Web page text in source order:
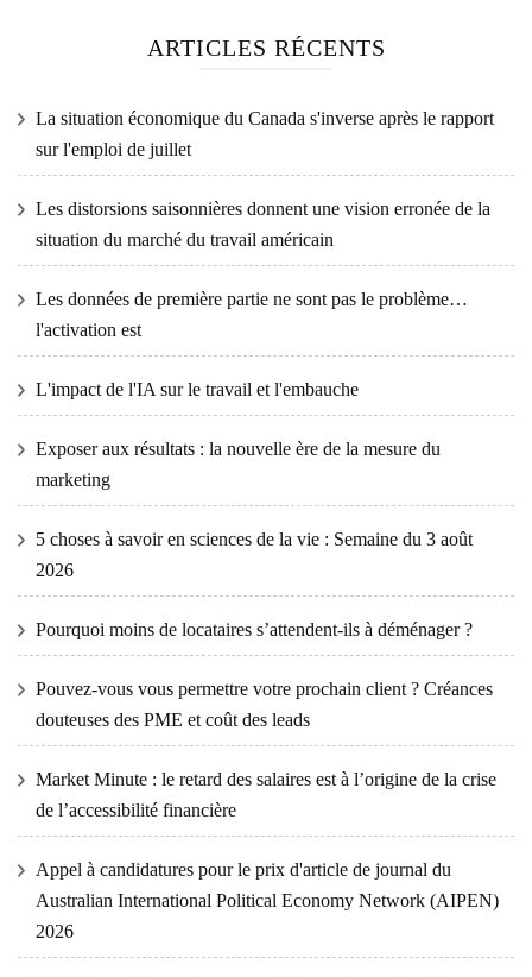
ARTICLES RÉCENTS
La situation économique du Canada s'inverse après le rapport
sur l'emploi de juillet
Les distorsions saisonnières donnent une vision erronée de la
situation du marché du travail américain
Les données de première partie ne sont pas le problème…
l'activation est
L'impact de l'IA sur le travail et l'embauche
Exposer aux résultats : la nouvelle ère de la mesure du
marketing
5 choses à savoir en sciences de la vie : Semaine du 3 août
2026
Pourquoi moins de locataires s’attendent-ils à déménager ?
Pouvez-vous vous permettre votre prochain client ? Créances
douteuses des PME et coût des leads
Market Minute : le retard des salaires est à l’origine de la crise
de l’accessibilité financière
Appel à candidatures pour le prix d'article de journal du
Australian International Political Economy Network (AIPEN)
2026